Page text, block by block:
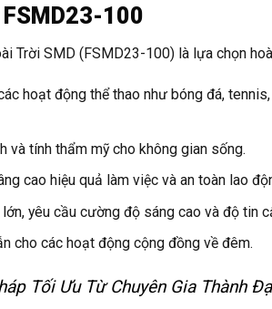
100
Trời SMD (FSMD23-100) là lựa chọn
hoạt động thể thao như bóng đá,
và tính thẩm mỹ cho không gian sống.
cao hiệu quả làm việc và an toàn lao
yêu cầu cường độ sáng cao và độ tin
cho các hoạt động cộng đồng về đêm.
Tối Ưu Từ Chuyên Gia Thành